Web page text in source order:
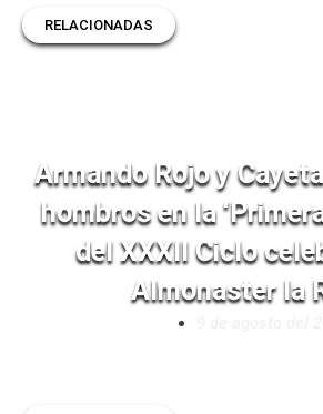
RELACIONADAS
Armando Rojo y
hombros en la
del XXXII Ciclo
Almonaster la